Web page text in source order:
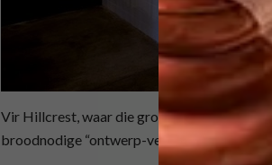
Vir Hillcrest, waar die grootste
broodnodige “ontwerp-vergifnis”…